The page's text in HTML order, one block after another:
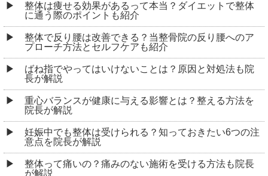
整体は痩せる効果があるって本当？ダイエットで整体
に通う際のポイントも紹介
整体で反り腰は改善できる？当整骨院の反り腰へのア
プローチ方法とセルフケアも紹介
ばね指でやってはいけないことは？原因と対処法も院
長が解説
重心バランスが健康に与える影響とは？整える方法を
院長が解説
妊娠中でも整体は受けられる？知っておきたい6つの注
意点を院長が解説
整体って痛いの？痛みのない施術を受ける方法も院長
が解説